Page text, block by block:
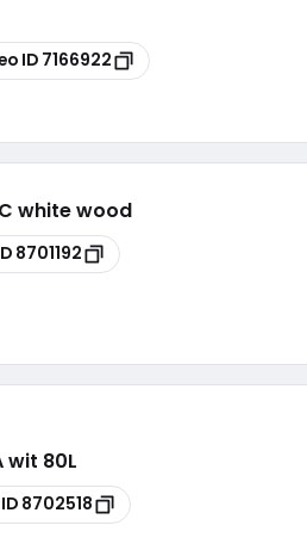
ID 7166922
white wood
8701192
wit 80L
8702518